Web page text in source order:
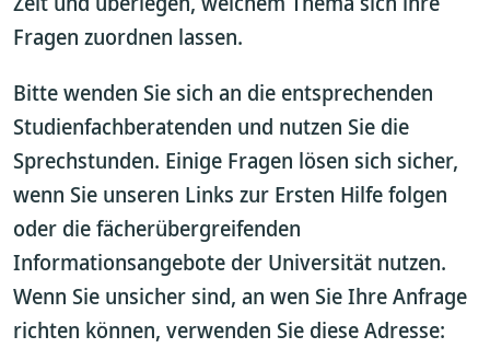
Fragen zuordnen lassen.
Bitte wenden Sie sich an die entsprechenden
Studienfachberatenden und nutzen Sie die
Sprechstunden. Einige Fragen lösen sich sicher,
wenn Sie unseren Links zur Ersten Hilfe folgen
oder die fächerübergreifenden
Informationsangebote der Universität nutzen.
Wenn Sie unsicher sind, an wen Sie Ihre Anfrage
richten können, verwenden Sie diese Adresse: